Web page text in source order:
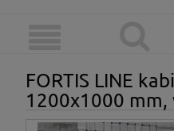
FORTIS LINE
1200x1000 mm,